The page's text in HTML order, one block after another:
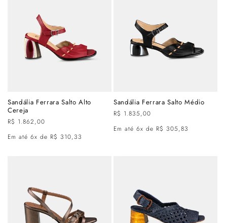
Sandália Ferrara Salto Alto
Cereja
Preço
R$ 1.862,00
Em até 6x de R$ 310,33
Sandália Ferrara Salto Médio
Preço
R$ 1.835,00
Em até 6x de R$ 305,83